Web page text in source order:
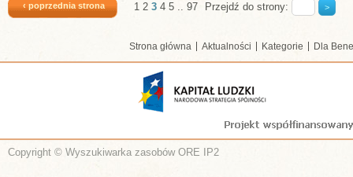
‹ poprzednia strona 1 2 3 4 5 .. 97 Przejdź do strony:
Strona główna Aktualności Kategorie Dla
Copyright © Wyszukiwarka zasobów ORE IP2